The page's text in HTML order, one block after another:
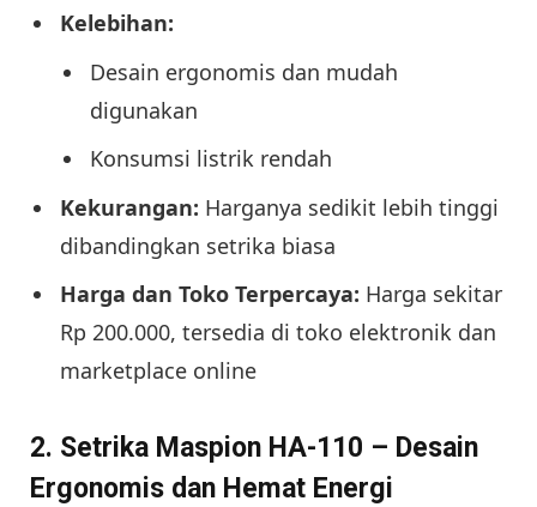
Kelebihan:
Desain ergonomis dan mudah
digunakan
Konsumsi listrik rendah
Kekurangan: Harganya sedikit lebih tinggi
dibandingkan setrika biasa
Harga dan Toko Terpercaya: Harga sekitar
Rp 200.000, tersedia di toko elektronik dan
marketplace online
2. Setrika Maspion HA-110 – Desain
Ergonomis dan Hemat Energi